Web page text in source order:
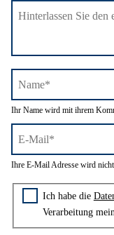
Name*
Ihr Name wird mit ihrem
E-
Mail*
Ihre E-Mail Adresse wird
Zustimmung zur
Ich habe die
Verarbeitung